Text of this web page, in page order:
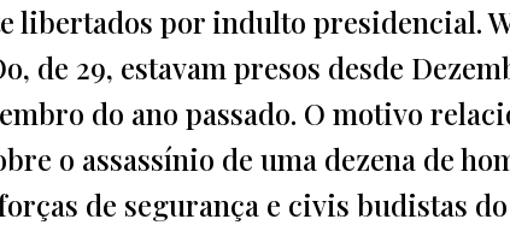
libertados por indulto presidencial.
de 29, estavam presos desde
do ano passado. O motivo
o assassínio de uma dezena de
de segurança e civis budistas do